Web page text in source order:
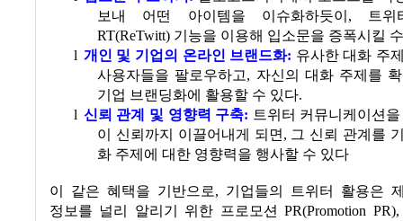
보내 어떤 아이템을 이슈화하듯이 , 트
RT(ReTwitt) 기능을 이용해 입소문을 증폭시킬
l 개인 및 기업의 온라인 브랜드화: 유사한 대화 주
사용자들을 팔로우하고, 자신의 대화 주제를
기업 브랜딩화에 활용할 수 있다.
l 신뢰 관계 및 영향력 구축: 트위터 커뮤니케이션
이 신뢰까지 이끌어내게 되면, 그 신뢰 관계를
화 주제에 대한 영향력을 행사할 수 있다
이 같은 혜택을 기반으로, 기업들의 트위터 활용은
정보를 널리 알리기 위한 프로모션 PR(Promotion